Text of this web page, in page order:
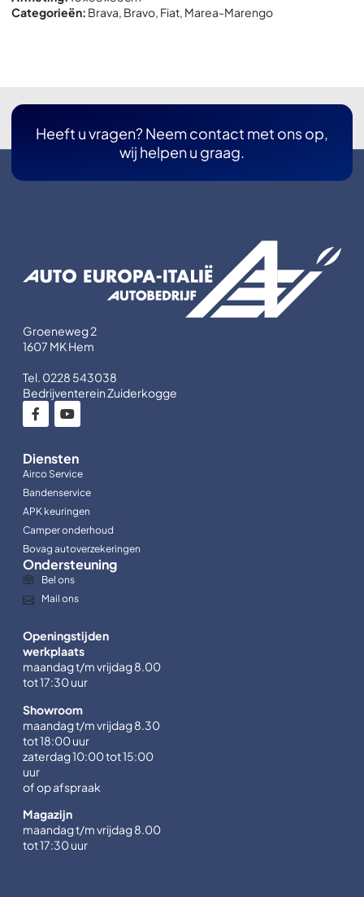
Categorieën: Brava, Bravo, Fiat, Marea-Marengo
Heeft u vragen? Neem contact met ons op,
wij helpen u graag.
Groeneweg 2
1607 MK Hem
Tel. 0228 543038
Bedrijventerein Zuiderkogge
Diensten
Airco Service
Bandenservice
APK keuringen
Camper onderhoud
Bovag autoverzekeringen
Ondersteuning
Bel ons
Mail ons
Openingstijden
werkplaats
maandag t/m vrijdag 8.00
tot 17:30 uur
Showroom
maandag t/m vrijdag 8.30
tot 18:00 uur
zaterdag 10:00 tot 15:00
uur
of op afspraak
Magazijn
maandag t/m vrijdag 8.00
tot 17:30 uur